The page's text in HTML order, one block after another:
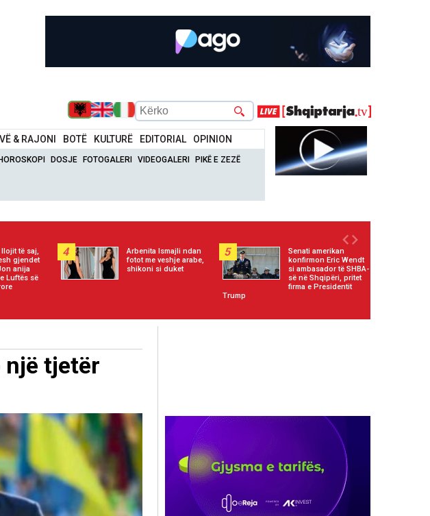
& RAJONI BOTË KULTURË EDITORIAL OPINION
DOSJE FOTOGALERI VIDEOGALERI PIKË E ZEZË
llojit të saj,
gjendet
anija
Luftës së
4
Arbenita Ismajli ndan
fotot me veshje arabe,
shikoni si duket
5
Senati amerikan
konfirmon Eric Wendt
si ambasador të SHBA-
së në Shqipëri, pritet
firma e Presidentit
Trump
një tjetër